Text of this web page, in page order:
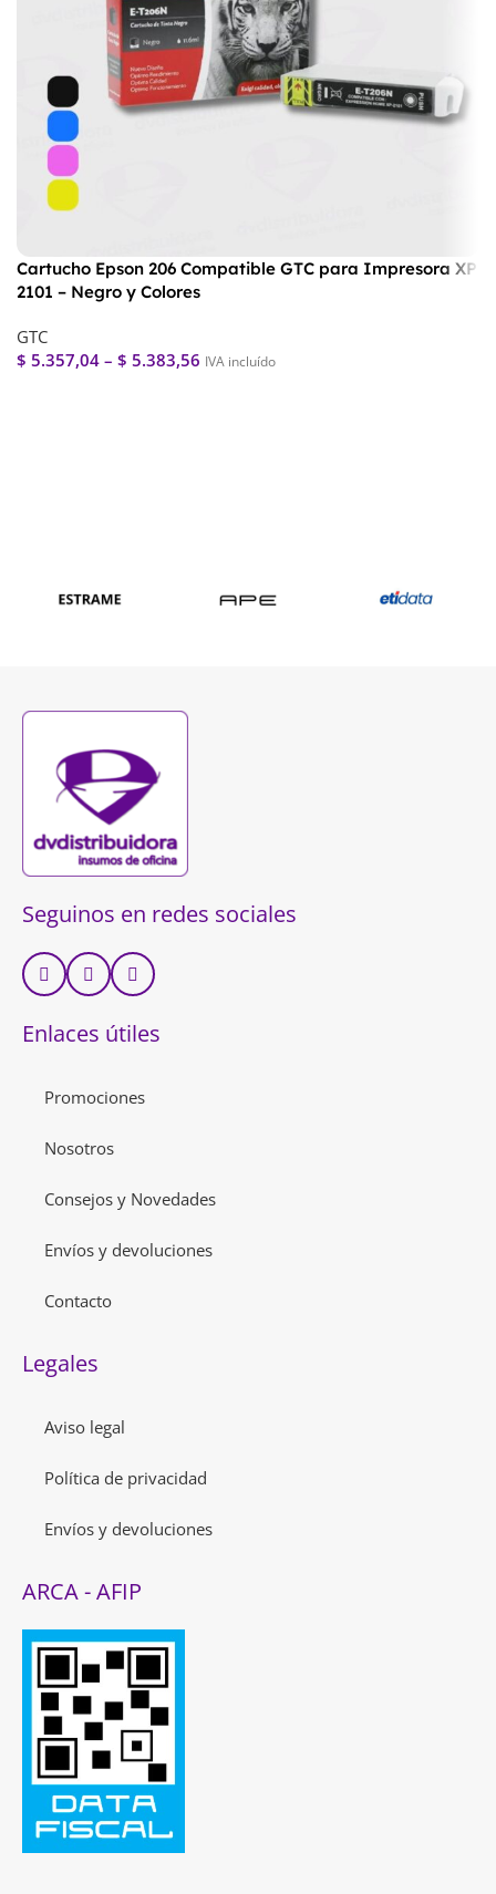
Cartucho Epson 206 Compatible GTC para Impresora XP
2101 – Negro y Colores
GTC
$ 5.357,04 – $ 5.383,56 IVA incluído
Seguinos en redes sociales
Enlaces útiles
Promociones
Nosotros
Consejos y Novedades
Envíos y devoluciones
Contacto
Legales
Aviso legal
Política de privacidad
Envíos y devoluciones
ARCA - AFIP